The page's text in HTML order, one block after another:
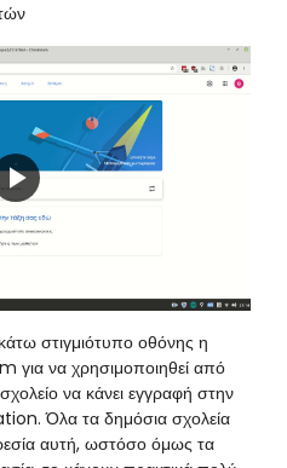
Play
στιγμιότυπο οθόνης η
να χρησιμοποιηθεί από
να κάνει εγγραφή στην
Όλα τα δημόσια σχολεία
αυτή, ωστόσο όμως τα